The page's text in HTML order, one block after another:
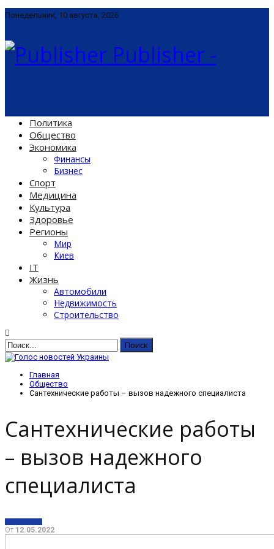
Понедельник, 10 августа, 2026
Publisher -
Политика
Общество
Экономика
Финансы
Бизнес
Спорт
Медицина
Культура
Здоровье
Регионы
Мир
Киев
IT
Жизнь
Автомобили
Недвижимость
Строительство
Главная
Общество
Сантехнические работы – вызов надежного специалиста
Сантехнические работы
– вызов надежного
специалиста
От 12.05.2022